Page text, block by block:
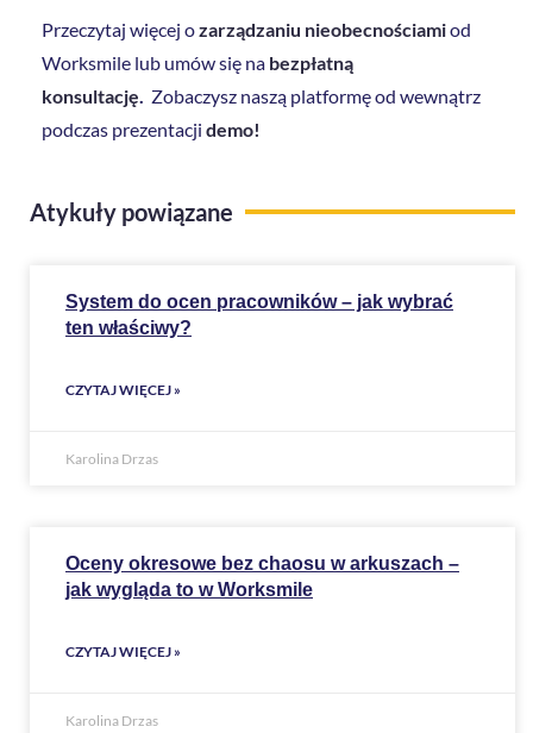
Przeczytaj więcej ozarządzaniu nieobecnościamiod
Worksmile lub umów się na bezpłatną
konsultację. Zobaczysz naszą platformę od wewnątrz
podczas prezentacji demo!
Atykuły powiązane
System do ocen pracowników – jak wybrać
ten właściwy?
CZYTAJ WIĘCEJ »
Karolina Drzas
Oceny okresowe bez chaosu w arkuszach –
jak wygląda to w Worksmile
CZYTAJ WIĘCEJ »
Karolina Drzas